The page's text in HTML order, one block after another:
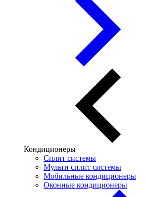
Кондиционеры
Сплит системы
Мульти сплит системы
Мобильные кондиционеры
Оконные кондиционеры